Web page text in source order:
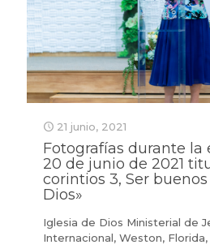
21 junio, 2021
Fotografías durante la
20 de junio de 2021
corintios 3, Ser
Dios»
Iglesia de Dios Ministerial de
Internacional, Weston,